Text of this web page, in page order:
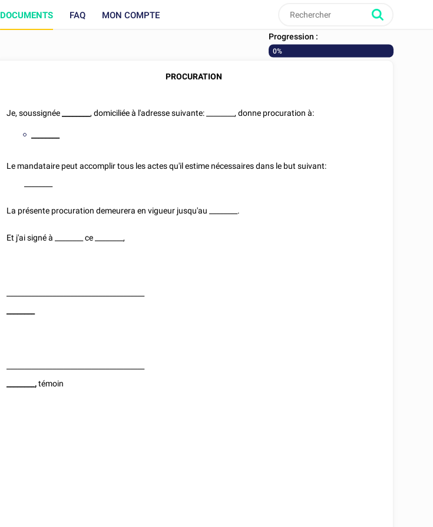
DOCUMENTS FAQ MON COMPTE
Progression :
0%
PROCURATION
Je, soussignée , domiciliée à l'adresse suivante: , donne procuration à:
Le mandataire peut accomplir tous les actes qu'il estime nécessaires dans le but suivant:
La présente procuration demeurera en vigueur jusqu'au .
Et j'ai signé à ce ,
,témoin